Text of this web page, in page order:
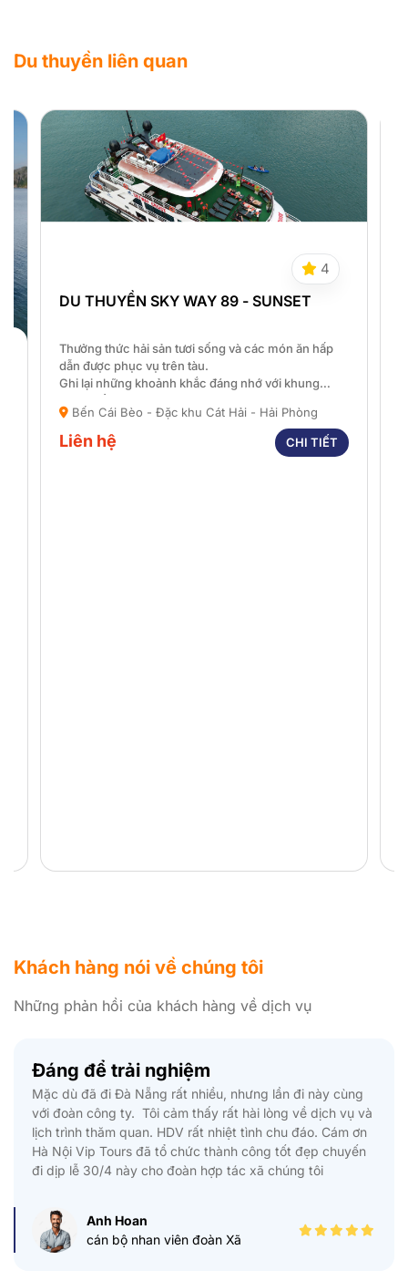
Du thuyền liên quan
4
DU THUYỀN SKY WAY 89 - SUNSET
Thưởng thức hải sản tươi sống và các món ăn hấp
dẫn được phục vụ trên tàu.
Ghi lại những khoảnh khắc đáng nhớ với khung
Một chuyến đi trong ngày hoàn hảo cho gia đình,
bạn bè và những người thân yêu.
Bến Cái Bèo - Đặc khu Cát Hải - Hải Phòng
Liên hệ CHI TIẾT
Khách hàng nói về chúng tôi
Những phản hồi của khách hàng về dịch vụ
Đáng để trải nghiệm
Mặc dù đã đi Đà Nẵng rất nhiều, nhưng lần đi này cùng
với đoàn công ty. Tôi cảm thấy rất hài lòng về dịch vụ và
lịch trình thăm quan. HDV rất nhiệt tình chu đáo. Cám ơn
Hà Nội Vip Tours đã tổ chức thành công tốt đẹp chuyến
đi dịp lễ 30/4 này cho đoàn hợp tác xã chúng tôi
Anh Hoan
cán bộ nhan viên đoàn Xã